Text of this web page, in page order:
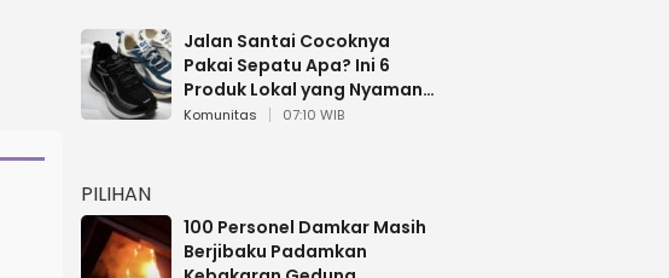
Jalan Santai Cocoknya
Pakai Sepatu Apa? Ini 6
Produk Lokal yang Nyaman
Buat 17 Agustusan
Komunitas 07:10 WIB
PILIHAN
100 Personel Damkar Masih
Berjibaku Padamkan